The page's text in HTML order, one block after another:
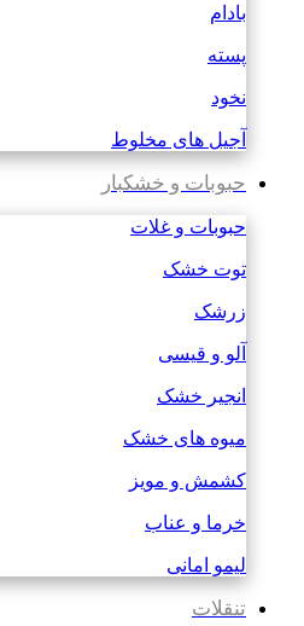
بادام
پسته
نخود
آجیل های مخلوط
حبوبات و خشکبار
حبوبات و غلات
توت خشک
زرشک
آلو و قیسی
انجیر خشک
میوه های خشک
کشمش و مویز
خرما و عناب
لیمو امانی
تنقلات